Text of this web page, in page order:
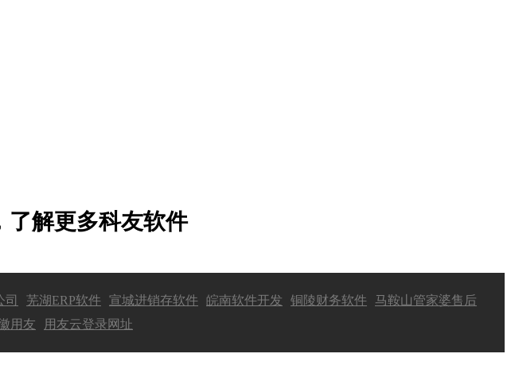
了解更多科友软件
司 芜湖ERP软件 宣城进销存软件 皖南软件开发 铜陵财务软件
马鞍山管家婆售后
用友 用友云登录网址